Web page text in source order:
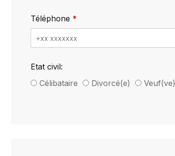
Téléphone
Etat civil:
Célibataire
Divorcé(e) Veuf(ve)